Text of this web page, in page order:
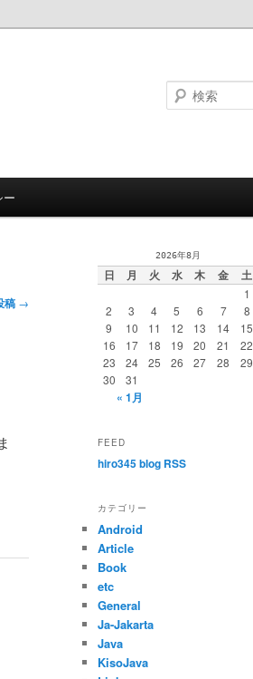
ー
稿 →
2026年8月
日 月 火 水 木 金 土
1
2
3 4 5 6 7
8
9
10 11 12 13 14
15
16
17 18 19 20 21
22
23
24 25 26 27 28
29
30
31
« 1月
FEED
hiro345 blog RSS
カテゴリー
Android
Article
Book
etc
General
Ja-Jakarta
Java
KisoJava